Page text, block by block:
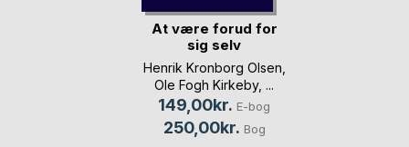
At være forud for
sig selv
Henrik Kronborg Olsen
Ole Fogh Kirkeby, ...
149,00kr. E-bog
250,00kr. Bog